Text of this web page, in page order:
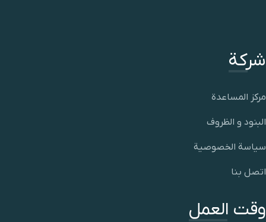
شركة
مركز المساعدة
البنود و الظروف
سياسة الخصوصية
اتصل بنا
وقت العمل